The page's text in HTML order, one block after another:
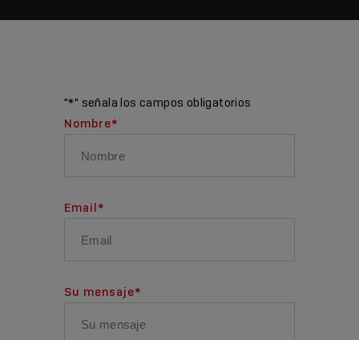
"*" señala los campos obligatorios
Nombre*
Email*
Su mensaje*